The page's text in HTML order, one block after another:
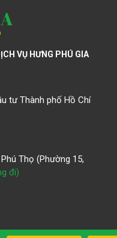
VỤ HƯNG PHÚ GIA
tư Thành phố Hồ Chí
Thọ (Phường 15,
đi)